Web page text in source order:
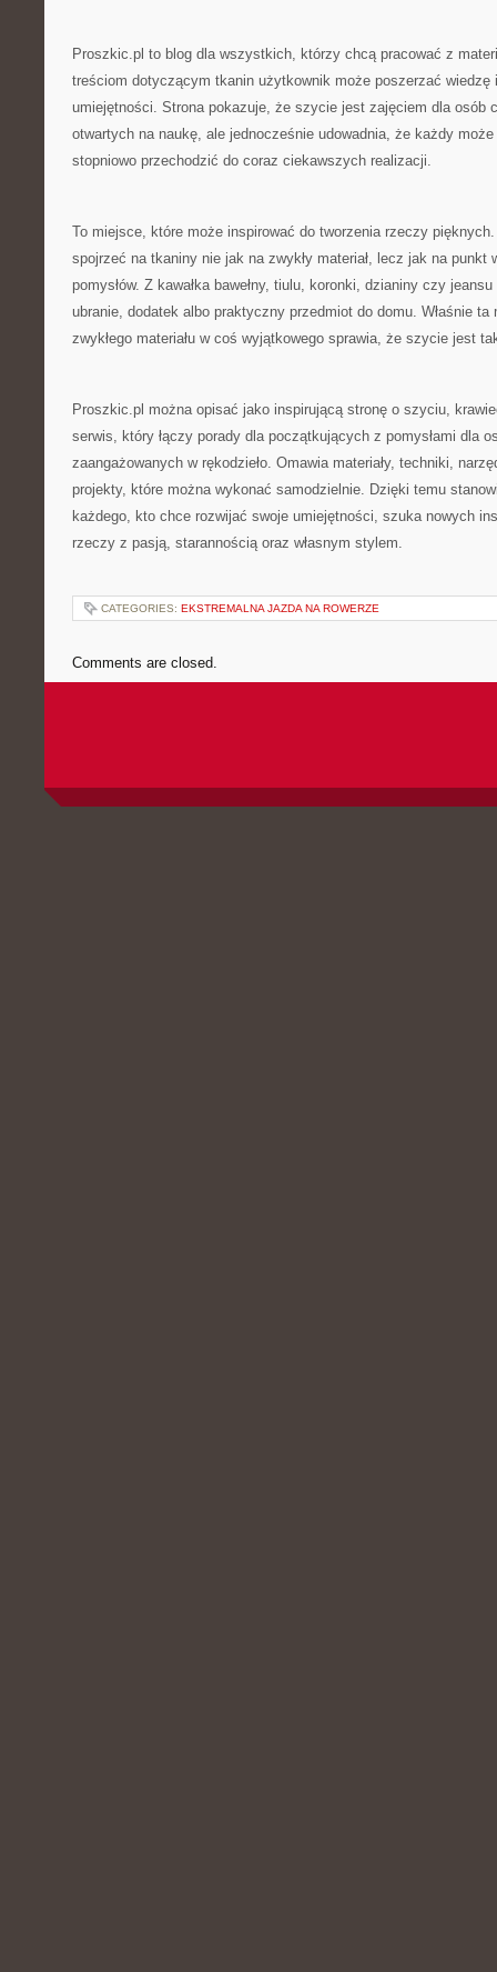
Proszkic.pl to blog dla wszystkich, którzy chcą pracować z
treściom dotyczącym tkanin użytkownik może poszerzać wiedzę
umiejętności. Strona pokazuje, że szycie jest zajęciem dla osób
otwartych na naukę, ale jednocześnie udowadnia, że każdy
stopniowo przechodzić do coraz ciekawszych realizacji.
To miejsce, które może inspirować do tworzenia rzeczy
spojrzeć na tkaniny nie jak na zwykły materiał, lecz jak na punkt
pomysłów. Z kawałka bawełny, tiulu, koronki, dzianiny czy
ubranie, dodatek albo praktyczny przedmiot do domu. Właśnie
zwykłego materiału w coś wyjątkowego sprawia, że szycie jest
Proszkic.pl można opisać jako inspirującą stronę o szyciu,
serwis, który łączy porady dla początkujących z pomysłami dla
zaangażowanych w rękodzieło. Omawia materiały, techniki,
projekty, które można wykonać samodzielnie. Dzięki temu
każdego, kto chce rozwijać swoje umiejętności, szuka nowych
rzeczy z pasją, starannością oraz własnym stylem.
CATEGORIES: EKSTREMALNA JAZDA NA ROWERZE
Comments are closed.